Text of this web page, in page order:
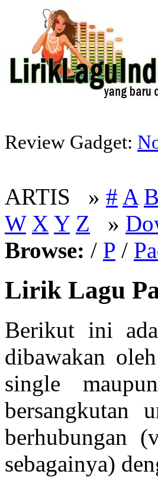
Review Gadget:
ARTIS » # A B
W X Y Z »
Browse: / P /
Lirik Lagu
Berikut ini
dibawakan
single
bersangkutan
berhubungan
sebagainya)